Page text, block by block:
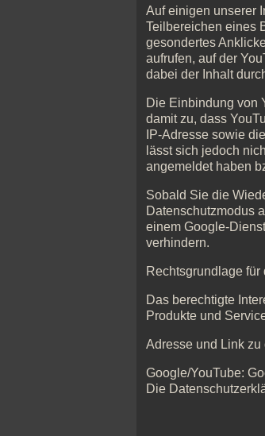
Auf einigen unserer
Teilbereichen eines
gesondertes
aufrufen, auf der
dabei der Inhalt
Die Einbindung von
damit zu, dass
IP-Adresse sowie
lässt sich jedoch
angemeldet haben
Sobald Sie die
Datenschutzmodus
einem Google-
verhindern.
Rechtsgrundlage für
Das berechtigte
Produkte und
Adresse und Link
Google/YouTube:
Die